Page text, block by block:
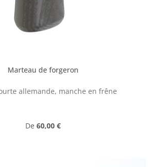
Marteau de forgeron
allemande, manche en frêne
Prix régulier :
De 60,00 €